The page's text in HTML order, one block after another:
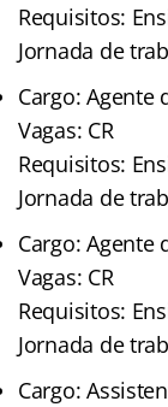
Requisitos:
Jornada de
Cargo: Agente
Vagas: CR
Requisitos:
Jornada de
Cargo: Agente
Vagas: CR
Requisitos:
Jornada de
Cargo: